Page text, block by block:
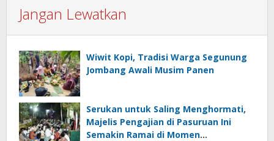
Jangan Lewatkan
Wiwit Kopi, Tradisi Warga Segunung
Jombang Awali Musim Panen
Serukan untuk Saling Menghormati,
Majelis Pengajian di Pasuruan Ini
Semakin Ramai di Momen